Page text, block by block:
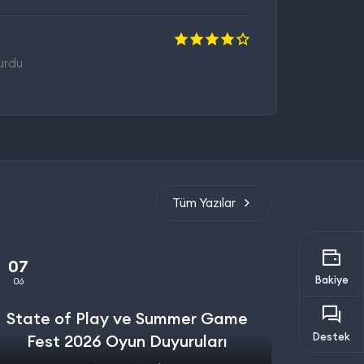
Bakiye
Destek
Tüm Yazılar
07
06
State of Play ve Summer Game
Fest 2026 Oyun Duyuruları